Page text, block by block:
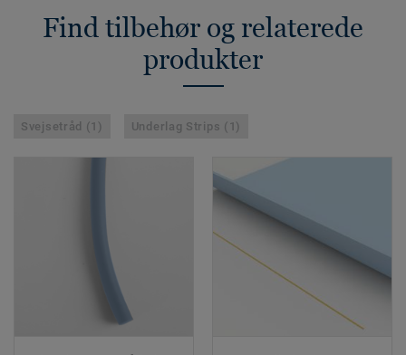
Find tilbehør og relaterede
produkter
Svejsetråd (1) Underlag Strips (1)